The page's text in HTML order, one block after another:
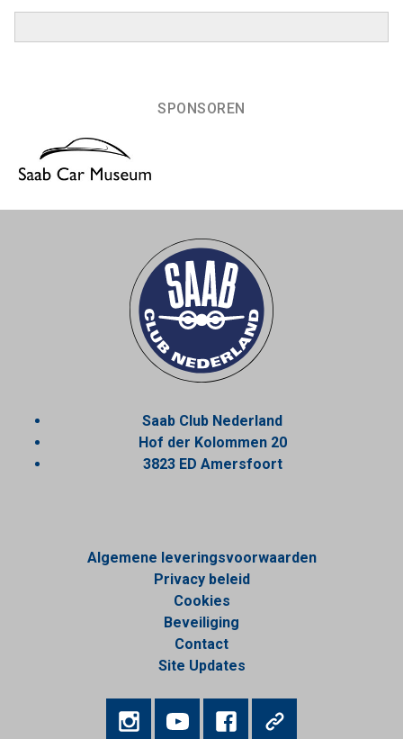
SPONSOREN
Saab Club Nederland
Hof der Kolommen 20
3823 ED Amersfoort
Algemene leveringsvoorwaarden
Privacy beleid
Cookies
Beveiliging
Contact
Site Updates